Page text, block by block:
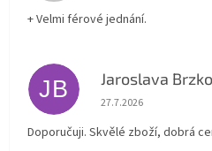
+ Velmi férové jednání.
JB Jaroslava
Hodnocení obchodu
27.7.2026
Doporučuji. Skvělé zboží, dobrá